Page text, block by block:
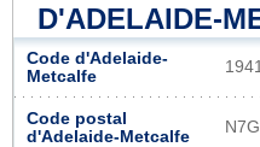
D'ADELAIDE-
Code d'Adelaide-
Metcalfe
Code postal
d'Adelaide-Metcalfe